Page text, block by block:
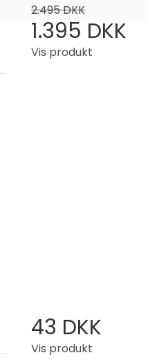
2.495 DKK
1.395 DKK
Vis produkt
43 DKK
Vis produkt